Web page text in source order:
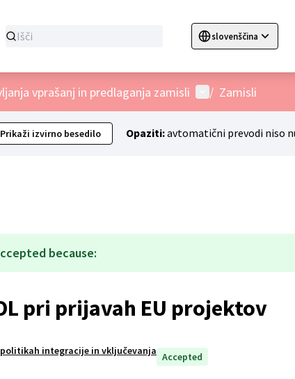
slovenščina
Sprache wählen
vprašanj in predlaganja zamisli User menu
/ Zamisli
Prikaži izvirno besedilo Opaziti:avtomatični prevodi niso
because:
pri prijavah EU projektov
integracije in vključevanja Accepted